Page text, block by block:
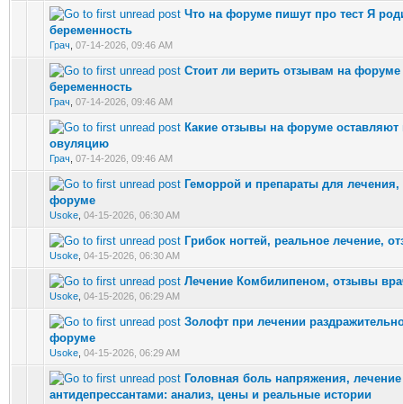
Что на форуме пишут про тест Я
беременность
Грач 07-14-2026, 09:46 AM
0 Vote(s) - 0 out of 5 in Average
Стоит ли верить отзывам на форуме
беременность
Грач 07-14-2026, 09:46 AM
0 Vote(s) - 0 out of 5 in Average
Какие отзывы на форуме оставляют
овуляцию
Грач 07-14-2026, 09:46 AM
0 Vote(s) - 0 out of 5 in Average
Геморрой и препараты для
форуме
Usoke 04-15-2026, 06:30 AM
Грибок ногтей, реальное лечение,
Usoke 04-15-2026, 06:30 AM
0 Vote(s) - 0 out of 5 in Average
Лечение Комбилипеном, отзывы
Usoke 04-15-2026, 06:29 AM
0 Vote(s) - 0 out of 5 in Average
Золофт при лечении
форуме
Usoke 04-15-2026, 06:29 AM
Головная боль напряжения, лечение
антидепрессантами: анализ, цены и реальные истории
0 Vote(s) - 0 out of 5 in Average